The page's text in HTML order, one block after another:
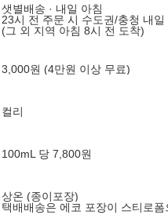
샛별배송 · 내일 아침
23시 전 주문 시 수도권/충청 내
(그 외 지역 아침 8시 전 도착)
3,000원 (4만원 이상 무료)
컬리
100mL 당 7,800원
상온 (종이포장)
택배배송은 에코 포장이 스티로폼